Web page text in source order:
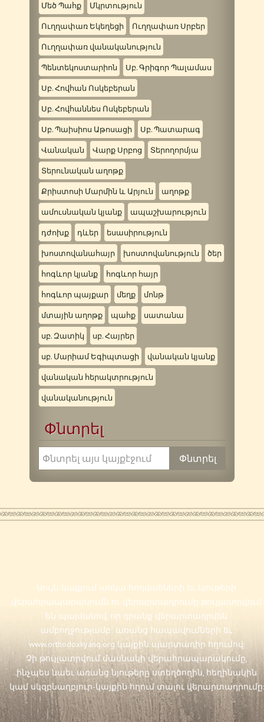
Մեծ Պահք Մկրտություն
Ուղղափառ Եկեղեցի Ուղղափառ Սրբեր
Ուղղափառ վանականություն
Պենտեկոստարիոն Սբ. Գրիգոր Պալամաս
Սբ. Հովհան Ոսկեբերան
Սբ. Հովհաննես Ոսկեբերան
Սբ. Պաիսիոս Աթոսացի Սբ. Պատարագ
Վանական Վարք Սրբոց Տերողորմյա
Տերունական աղոթք
Քրիստոսի Մարմին և Արյուն աղոթք
ամուսնական կյանք ապաշխարություն
դժոխք դևեր եսասիրություն
խոստովանահայր խոստովանություն ծեր
հոգևոր կյանք հոգևոր հայր
հոգևոր պայքար մեղք մոնթ
մտային աղոթք պահք սատանա
սբ. Զատիկ սբ. Հայրեր
սբ. Մարիամ Եգիպտացի վանական կյանք
վանական հերակտրություն
վանականություն
Փնտրել
Սույն կայքում առկա հոդվածների եւ նյութերի
վերահրապարակումն ու վերարտադրումը թույլատրվում
են պայմանով, որ դրանք վերարտադրվեն
ամբողջությամբ` առանց հապավումների եւ
www.orthodoxkyanq.org կայքին պարտադիր հղումով:
Չի թույլատրվում մասնակի վերահրապարակումը,
ինչպես նաեւ առանց նյութերը ստեղծողին, հեղինակին
կամ սկզբնաղբյուր-կայքին հղում տալու վերարտադրումը: